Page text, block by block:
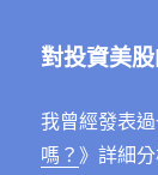
對投資美
我曾經發表
嗎？》詳細